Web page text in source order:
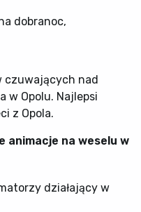
dobranoc,
czuwających nad
w Opolu. Najlepsi
z Opola.
animacje na weselu w
działający w